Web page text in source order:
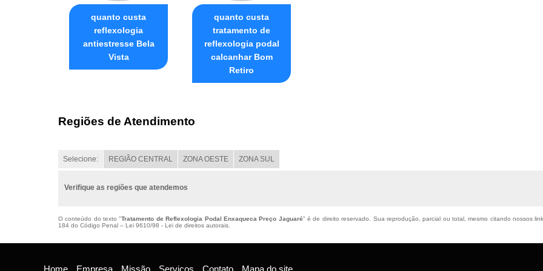
quanto custa
reflexologia
antiestresse Bela
Vista
quanto custa
tratamento de
reflexologia podal
calcanhar Bom
Retiro
Regiões de Atendimento
Selecione: REGIÃO CENTRAL ZONA OESTE ZONA SUL
Verifique as regiões que atendemos
O conteúdo do texto "Tratamento de Reflexologia Podal Enxaqueca Preço Jaguaré" é de direito reservado. Sua reprodução, parcial ou total, mesmo citando nossos
184 do Código Penal – Lei 9610/98 - Lei de direitos autorais.